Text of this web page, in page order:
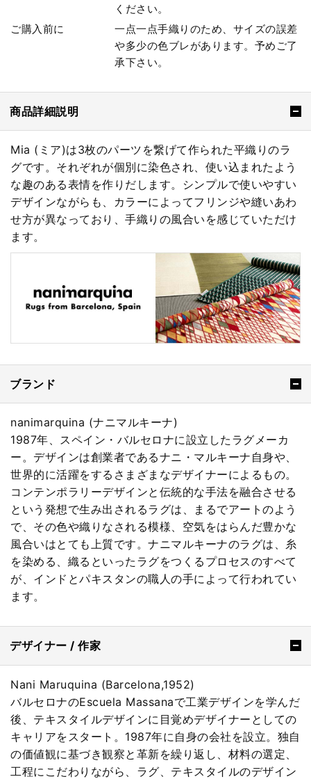
ください。
ご購入前に
一点一点手織りのため、サイズの誤差
や多少の色ブレがあります。予めご了
承下さい。
商品詳細説明
Mia (ミア)は3枚のパーツを繋げて作られた平織りのラ
グです。それぞれが個別に染色され、使い込まれたよう
な趣のある表情を作りだします。シンプルで使いやすい
デザインながらも、カラーによってフリンジや縫いあわ
せ方が異なっており、手織りの風合いを感じていただけ
ます。
ブランド
nanimarquina (ナニマルキーナ)
1987年、スペイン・バルセロナに設立したラグメーカ
ー。デザインは創業者であるナニ・マルキーナ自身や、
世界的に活躍をするさまざまなデザイナーによるもの。
コンテンポラリーデザインと伝統的な手法を融合させる
という発想で生み出されるラグは、まるでアートのよう
で、その色や織りなされる模様、空気をはらんだ豊かな
風合いはとても上質です。ナニマルキーナのラグは、糸
を染める、織るといったラグをつくるプロセスのすべて
が、インドとパキスタンの職人の手によって行われてい
ます。
デザイナー / 作家
Nani Maruquina (Barcelona,1952)
バルセロナのEscuela Massanaで工業デザインを学んだ
後、テキスタイルデザインに目覚めデザイナーとしての
キャリアをスタート。1987年に自身の会社を設立。独自
の価値観に基づき観察と革新を繰り返し、材料の選定、
工程にこだわりながら、ラグ、テキスタイルのデザイン